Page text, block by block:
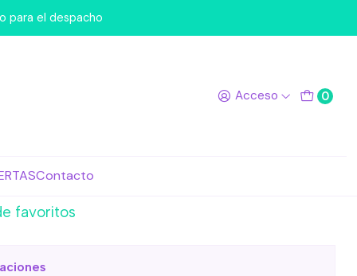
Acceso 0
Contacto
para el despacho
213 Eeveelutions
favoritos